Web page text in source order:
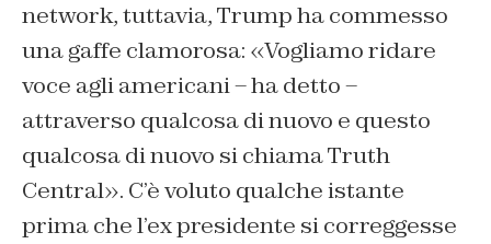
network, tuttavia, Trump ha commesso
una gaffe clamorosa: «Vogliamo ridare
voce agli americani – ha detto –
attraverso qualcosa di nuovo e questo
qualcosa di nuovo si chiama Truth
Central». C’è voluto qualche istante
prima che l’ex presidente si correggesse